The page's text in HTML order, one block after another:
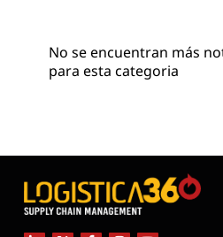
No se encuentran más
para esta categoria